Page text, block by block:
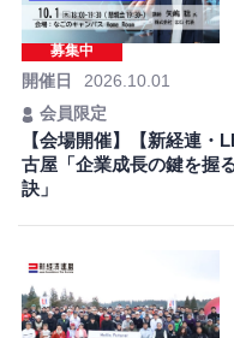
募集中
開催日
2026.10.01
会員限定
【会場開催】【新経連・
古屋「企業成長の鍵を握
訣」